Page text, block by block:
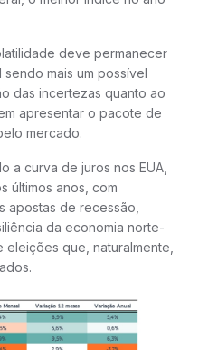
deve permanecer
sendo mais um possível
das incertezas quanto ao
apresentar o pacote de
mercado.
a curva de juros nos EUA,
últimos anos, com
apostas de recessão,
da economia norte-
que, naturalmente,